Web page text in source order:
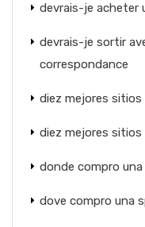
devrais-je acheter
devrais-je sortir
correspondance
diez mejores sitios
diez mejores
donde compro
dove compro una